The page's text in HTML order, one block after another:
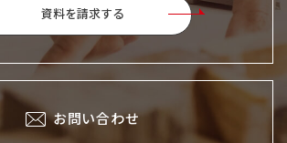
資料を請求する
お問い合わせ